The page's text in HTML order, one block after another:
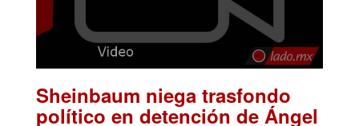
Sheinbaum niega trasfondo
político en detención de Ángel